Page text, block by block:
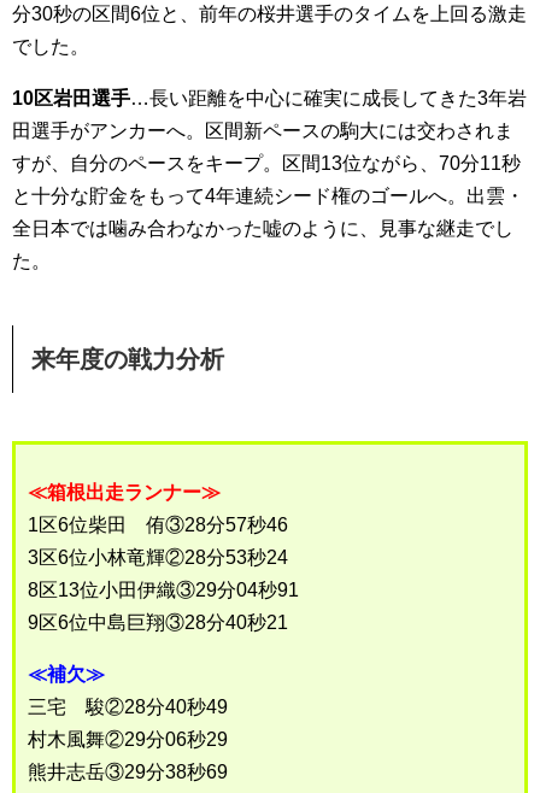
分30秒の区間6位と、前年の桜井選手のタイムを上回る激走
でした。
10区岩田選手…長い距離を中心に確実に成長してきた3年岩
田選手がアンカーへ。区間新ペースの駒大には交わされま
すが、自分のペースをキープ。区間13位ながら、70分11秒
と十分な貯金をもって4年連続シード権のゴールへ。出雲・
全日本では噛み合わなかった嘘のように、見事な継走でし
た。
来年度の戦力分析
≪箱根出走ランナー≫
1区6位柴田 侑③28分57秒46
3区6位小林竜輝②28分53秒24
8区13位小田伊織③29分04秒91
9区6位中島巨翔③28分40秒21
≪補欠≫
三宅 駿②28分40秒49
村木風舞②29分06秒29
熊井志岳③29分38秒69